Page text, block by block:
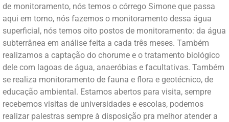
de monitoramento, nós temos o córrego Simone que passa
aqui em torno, nós fazemos o monitoramento dessa água
superficial, nós temos oito postos de monitoramento: da água
subterrânea em análise feita a cada três meses. Também
realizamos a captação do chorume e o tratamento biológico
dele com lagoas de água, anaeróbias e facultativas. Também
se realiza monitoramento de fauna e flora e geotécnico, de
educação ambiental. Estamos abertos para visita, sempre
recebemos visitas de universidades e escolas, podemos
realizar palestras sempre à disposição pra melhor atender a